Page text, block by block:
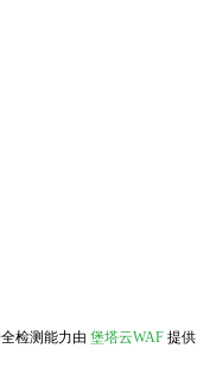
检测能力由 堡塔云WAF 提供